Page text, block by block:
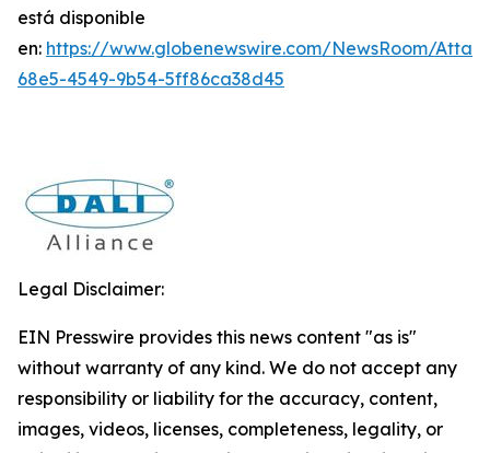
está disponible
en: https://www.globenewswire.com/NewsRoom/
68e5-4549-9b54-5ff86ca38d45
Legal Disclaimer:
EIN Presswire provides this news content "as is"
without warranty of any kind. We do not accept any
responsibility or liability for the accuracy, content,
images, videos, licenses, completeness, legality, or